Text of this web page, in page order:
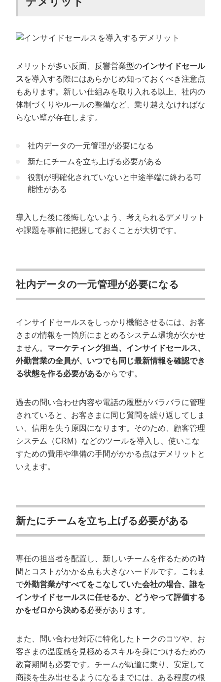
メリットが多い反面、反響営業型のインサイドセール
スを導入する際にはあらかじめ知っておくべき注意点
もあります。新しい仕組みを取り入れる以上、社内の
体制づくりやルールの整備など、乗り越えなければな
らない壁が存在します。
社内データの一元管理が必要になる
新たにチームを立ち上げる必要がある
役割が明確化されていないと中途半端に終わる可
能性がある
導入した後に後悔しないよう、考えられるデメリット
や課題を事前に把握しておくことが大切です。
社内データの一元管理が必要になる
インサイドセールスをしっかり機能させるには、お客
さまの情報を一箇所にまとめるシステム環境が欠かせ
ません。 マーケティング担当、インサイドセールス、
外勤営業の全員が、いつでも同じ最新情報を確認でき
る状態を作る必要があるからです。
過去の問い合わせ内容や電話の履歴がバラバラに管理
されていると、お客さまに同じ質問を繰り返してしま
い、信用を失う原因になります。そのため、顧客管理
システム（CRM）などのツールを導入し、使いこな
すための費用や準備の手間がかかる点はデメリットと
いえます。
新たにチームを立ち上げる必要がある
専任の担当者を配置し、新しいチームを作るための時
間とコストがかかる点も大きなハードルです。これま
で外勤営業がすべてをこなしていた会社の場合、誰を
インサイドセールスに任せるか、どうやって評価する
かをゼロから決める必要があります。
また、問い合わせ対応に特化したトークのコツや、お
客さまの温度感を見極めるスキルを身につけるための
教育期間も必要です。チームが軌道に乗り、安定して
商談を生み出せるようになるまでには、ある程度の根